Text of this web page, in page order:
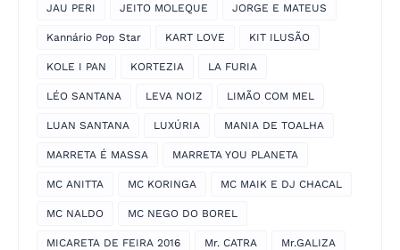
JAU PERI JEITO MOLEQUE JORGE E MATEUS
Kannário Pop Star KART LOVE KIT ILUSÃO
KOLE I PAN KORTEZIA LA FURIA
LÉO SANTANA LEVA NOIZ LIMÃO COM MEL
LUAN SANTANA LUXÚRIA MANIA DE TOALHA
MARRETA É MASSA MARRETA YOU PLANETA
MC ANITTA MC KORINGA MC MAIK E DJ CHACAL
MC NALDO MC NEGO DO BOREL
MICARETA DE FEIRA 2016 Mr. CATRA Mr.GALIZA